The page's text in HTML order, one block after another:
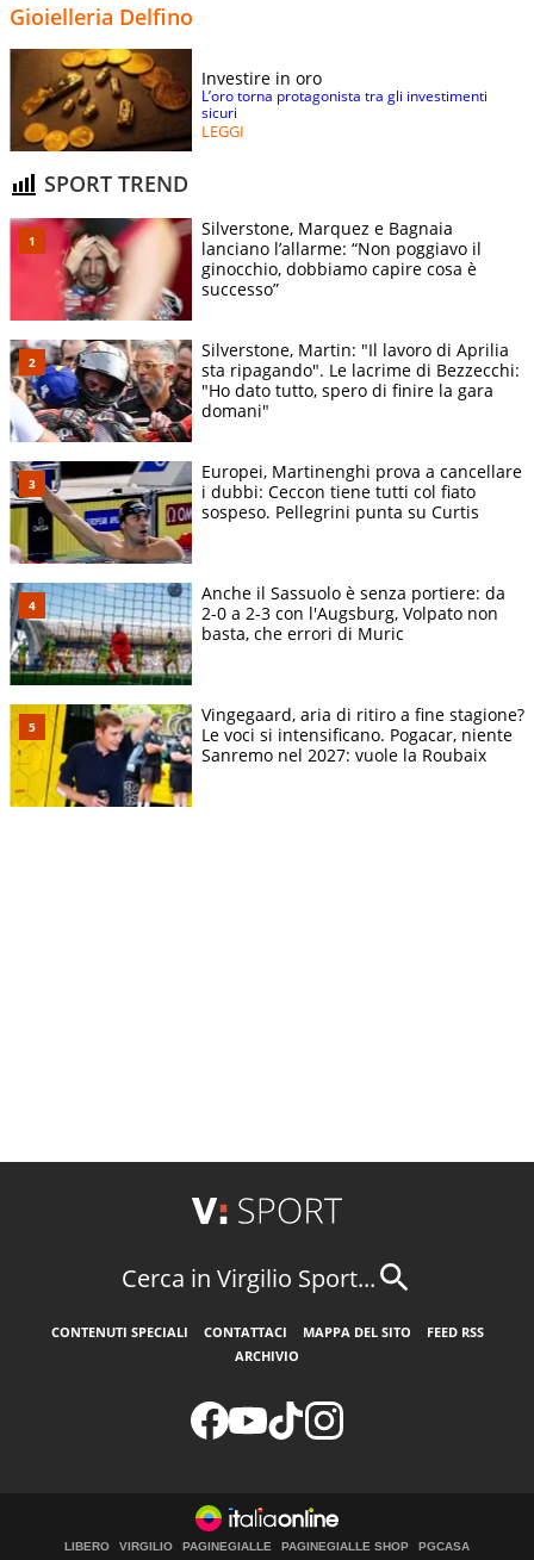
Gioielleria Delfino
Investire in oro
L’oro torna protagonista tra gli investimenti
sicuri
LEGGI
SPORT TREND
Silverstone, Marquez e Bagnaia
lanciano l’allarme: “Non poggiavo il
ginocchio, dobbiamo capire cosa è
successo”
Silverstone, Martin: "Il lavoro di Aprilia
sta ripagando". Le lacrime di Bezzecchi:
"Ho dato tutto, spero di finire la gara
domani"
Europei, Martinenghi prova a cancellare
i dubbi: Ceccon tiene tutti col fiato
sospeso. Pellegrini punta su Curtis
Anche il Sassuolo è senza portiere: da
2-0 a 2-3 con l'Augsburg, Volpato non
basta, che errori di Muric
Vingegaard, aria di ritiro a fine stagione?
Le voci si intensificano. Pogacar, niente
Sanremo nel 2027: vuole la Roubaix
Cerca in Virgilio Sport...
CONTENUTI SPECIALI CONTATTACI MAPPA DEL SITO
FEED RSS
ARCHIVIO
LIBERO VIRGILIO PAGINEGIALLE PAGINEGIALLE SHOP PGCASA